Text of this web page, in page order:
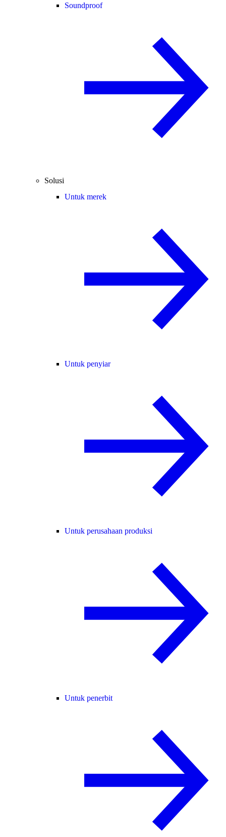
Soundproof
Solusi
Untuk merek
Untuk penyiar
Untuk perusahaan produksi
Untuk penerbit